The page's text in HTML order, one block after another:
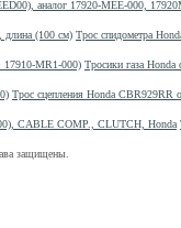
Трос спидометра
Тросики газа
Трос сцепления Honda CBR929RR
защищены.